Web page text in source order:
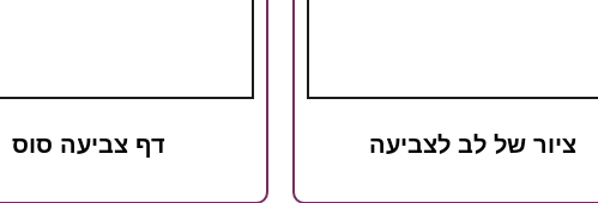
ציור של לב לצביעה דף צביעה סוס